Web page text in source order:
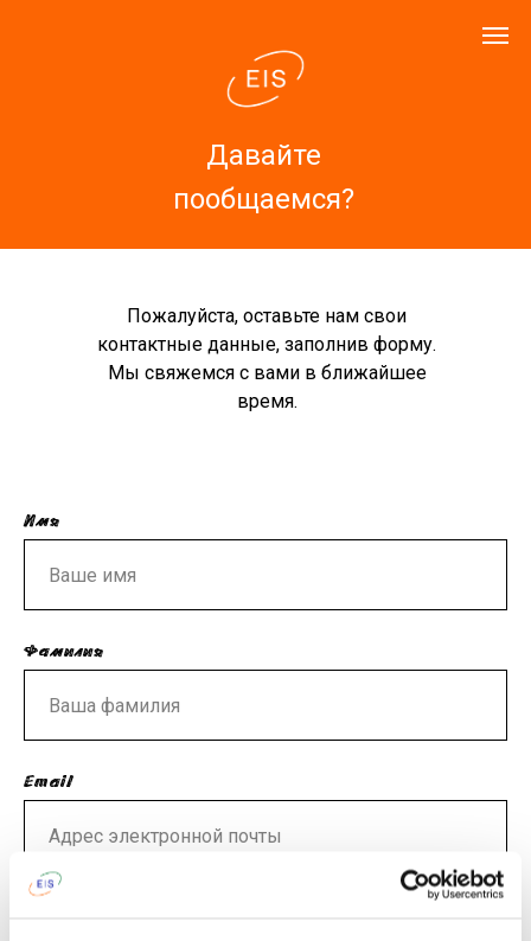
Давайте
пообщаемся?
Пожалуйста, оставьте нам свои
контактные данные, заполнив форму.
Мы свяжемся с вами в ближайшее
время.
Имя
Фамилия
Email